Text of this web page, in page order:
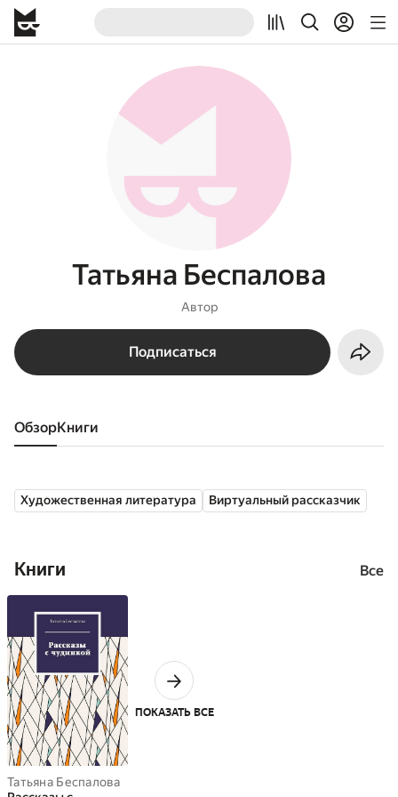
Татьяна Беспалова
Автор
Подписаться
Обзор книги
Художественная литература Виртуальный рассказчик
Книги Все
Татьяна Беспалова
ПОКАЗАТЬ ВСЕ